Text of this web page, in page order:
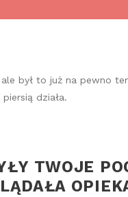
był to już na pewno
działa.
ŁY TWOJE
ĄDAŁA